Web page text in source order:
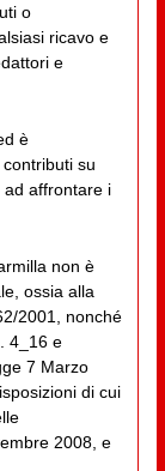
o
ricavo e
e
è
su
ad affrontare i
non è
ossia alla
2001, nonché
4_16 e
7 Marzo
di cui
2008, e